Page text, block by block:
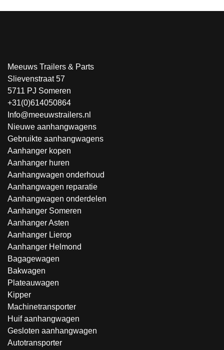
Meeuws Trailers & Parts
Slievenstraat 57
5711 PJ Someren
+31(0)614050864
Info@meeuwstrailers.nl
Nieuwe aanhangwagens
Gebruikte aanhangwagens
Aanhanger kopen
Aanhanger huren
Aanhangwagen onderhoud
Aanhangwagen reparatie
Aanhangwagen onderdelen
Aanhanger Someren
Aanhanger Asten
Aanhanger Lierop
Aanhanger Helmond
Bagagewagen
Bakwagen
Plateauwagen
Kipper
Machinetransporter
Huif aanhangwagen
Gesloten aanhangwagen
Autotransporter